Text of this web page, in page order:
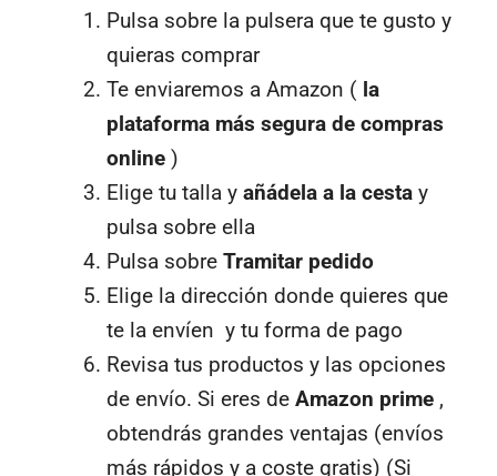
Pulsa sobre la pulsera que te gusto y
quieras comprar
Te enviaremos a Amazon ( la
plataforma más segura de compras
online )
Elige tu talla yañádela a la cesta y
pulsa sobre ella
Pulsa sobreTramitar pedido
Elige la dirección donde quieres que
te la envíen y tu forma de pago
Revisa tus productos y las opciones
de envío. Si eres deAmazon prime ,
obtendrás grandes ventajas (envíos
más rápidos y a coste gratis) (Si